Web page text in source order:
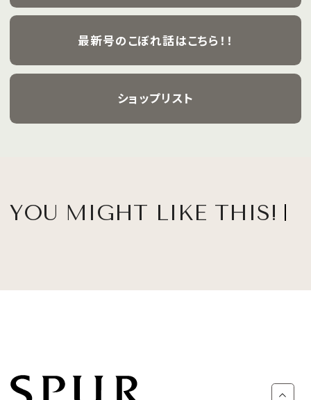
最新号のこぼれ話はこちら！！
ショップリスト
YOU MIGHT LIKE THIS!